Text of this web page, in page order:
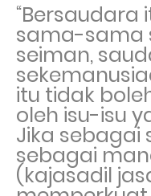
“Bersaudara
sama-sama
seiman,
itu tidak
oleh isu-isu
Jika sebagai
sebagai
(kajasadil